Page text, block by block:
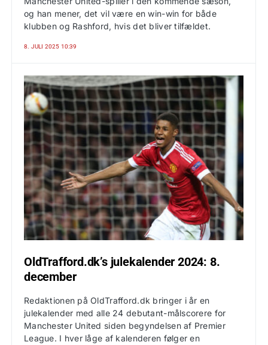
og han mener, det vil være en win-win for både
klubben og Rashford, hvis det bliver tilfældet.
8. JULI 2025 10:39
OldTrafford.dk’s julekalender 2024: 8.
december
Redaktionen på OldTrafford.dk bringer i år en
julekalender med alle 24 debutant-målscorere for
Manchester United siden begyndelsen af Premier
League. I hver låge af kalenderen følger en